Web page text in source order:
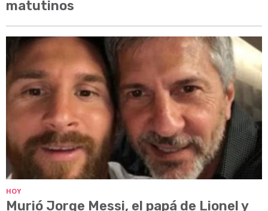
matutinos
HOY
Murió Jorge Messi, el papá de Lionel y